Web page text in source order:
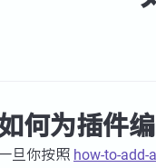
何为插件
旦你按照 how-to-add-